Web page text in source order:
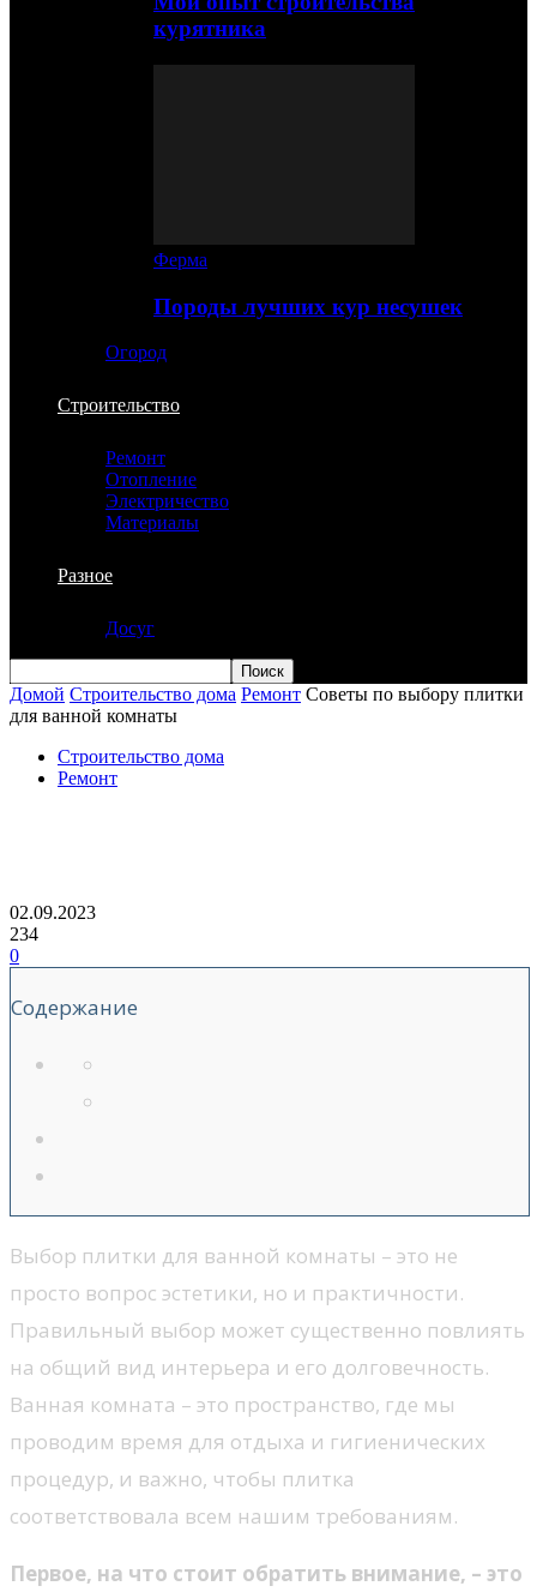
курятника
Ферма
Породы лучших кур несушек
Огород
Строительство
Ремонт
Отопление
Электричество
Материалы
Разное
Досуг
Домой Строительство дома Ремонт Советы по выбору плитки
для ванной комнаты
Строительство дома
Ремонт
02.09.2023
234
0
Содержание
Выбор плитки для ванной комнаты – это не
просто вопрос эстетики, но и практичности.
Правильный выбор может существенно повлиять
на общий вид интерьера и его долговечность.
Ванная комната – это пространство, где мы
проводим время для отдыха и гигиенических
процедур, и важно, чтобы плитка
соответствовала всем нашим требованиям.
Первое, на что стоит обратить внимание, – это